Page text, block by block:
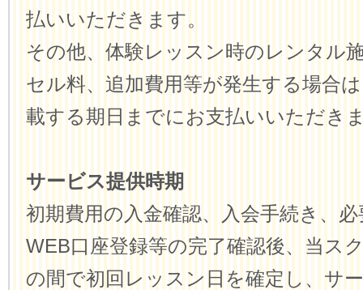
払いいただきます。
その他、体験レッスン時のレンタル
セル料、追加費用等が発生する場合
載する期日までにお支払いいただき
サービス提供時期
初期費用の入金確認、入会手続き、
WEB口座登録等の完了確認後、当ス
の間で初回レッスン日を確定し、サ